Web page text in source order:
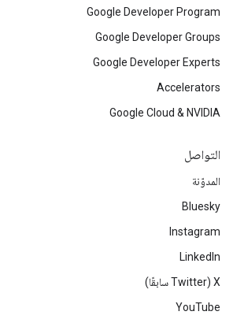
Google Developer Program
Google Developer Groups
Google Developer Experts
Accelerators
Google Cloud & NVIDIA
التواصل
المدوّنة
Bluesky
Instagram
LinkedIn
‫X ‏(Twitter سابقًا)
YouTube